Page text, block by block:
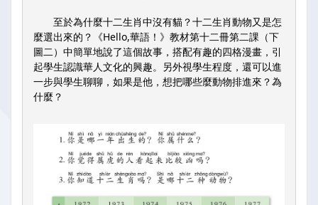
至於為什麼十二生肖中沒有貓？十二生肖動物又是怎
麼選出來的？《Hello,華語！》教材第十二冊第二課（下
圖二）中簡單地說了這個故事，搭配有趣的四格漫畫，引
起學生認識華人文化的興趣。另外視學生程度，還可以進
一步與學生聊聊，如果是他，想把哪些麼動物排進來？為
什麼？